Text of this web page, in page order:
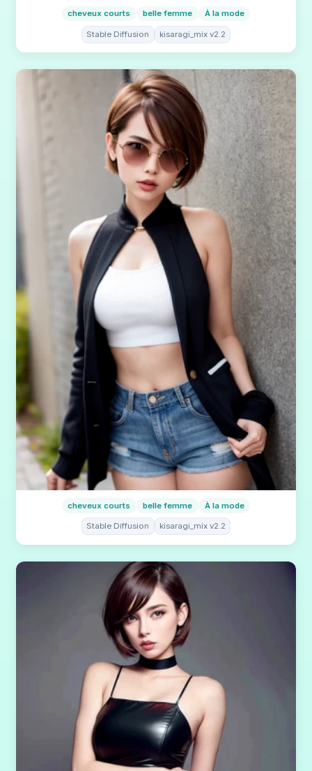
cheveux courts belle femme À la mode
Stable Diffusion kisaragi_mix v2.2
cheveux courts belle femme À la mode
Stable Diffusion kisaragi_mix v2.2